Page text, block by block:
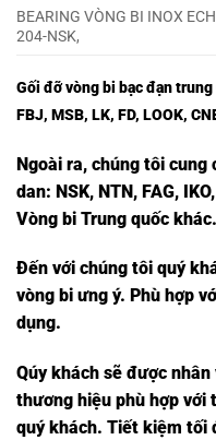
BEARING VÒNG BI INOX ECH
204-NSK,
Gối đỡ vòng bi bạc đạn trung
FBJ, MSB, LK, FD, LOOK,
Ngoài ra, chúng tôi cung
dan: NSK, NTN, FAG,
Vòng bi Trung quốc khác.
Đến với chúng tôi quý
vòng bi ưng ý. Phù hợp
dụng.
Qúy khách sẽ được
thương hiệu phù hợp với
quý khách. Tiết kiệm tối